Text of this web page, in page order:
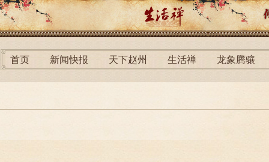
首页 新闻快报 天下赵州 生活禅 龙象腾骧